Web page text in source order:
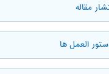
مقاله
العمل ها